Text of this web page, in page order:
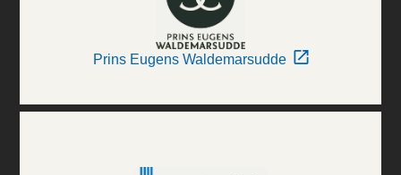
Prins Eugens Waldemarsudde